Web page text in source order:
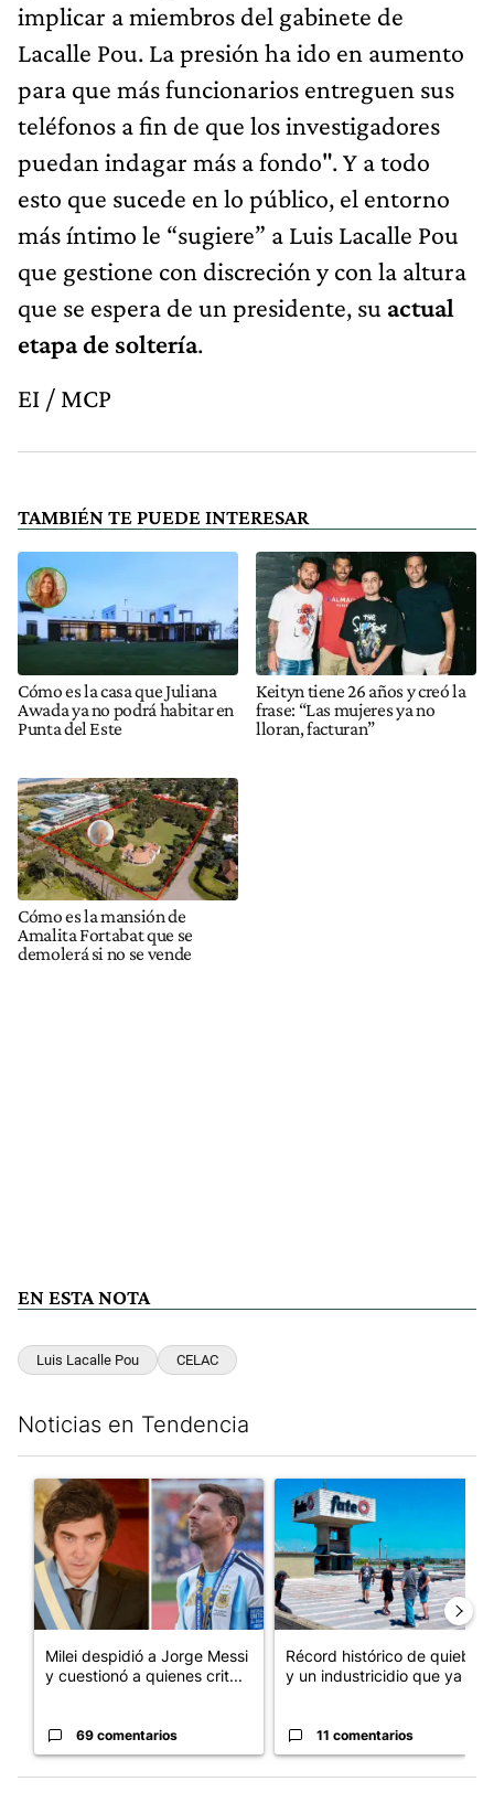
implicar a miembros del gabinete de
Lacalle Pou. La presión ha ido en aumento
para que más funcionarios entreguen sus
teléfonos a fin de que los investigadores
puedan indagar más a fondo". Y a todo
esto que sucede en lo público, el entorno
más íntimo le “sugiere” a Luis Lacalle Pou
que gestione con discreción y con la altura
que se espera de un presidente, su actual
etapa de soltería.
EI / MCP
TAMBIÉN TE PUEDE INTERESAR
Cómo es la casa que Juliana
Awada ya no podrá habitar en
Punta del Este
Keityn tiene 26 años y creó la
frase: “Las mujeres ya no
lloran, facturan”
Cómo es la mansión de
Amalita Fortabat que se
demolerá si no se vende
EN ESTA NOTA
Luis Lacalle Pou CELAC
Noticias en Tendencia
Un artículo de tendencia con el título "Milei despidió a Jorge
Milei despidió a Jorge Messi
y cuestionó a quienes crit...
69 comentarios
Un artículo de tendencia
Récord histórico de quiebras
y un industricidio que ya ...
11 comentarios